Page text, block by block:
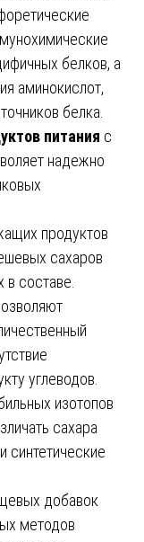
белков, а
аминокислот,
белка.
питания с
надежно
продуктов
сахаров
в составе.
углеводов.
изотопов
сахара
синтетические
добавок
методов